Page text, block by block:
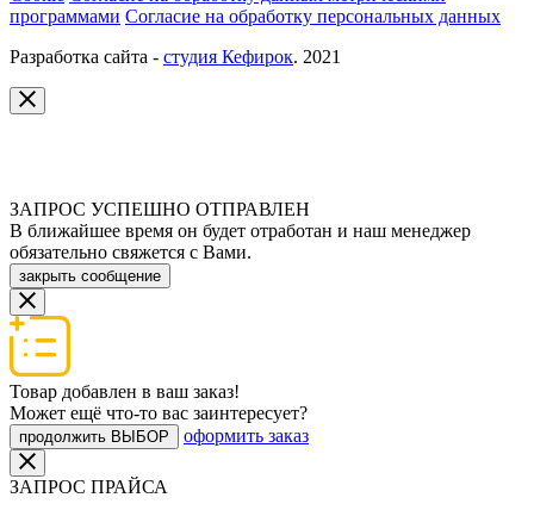
программами Согласие на обработку персональных данных
Разработка сайта - студия Кефирок. 2021
ЗАПРОС УСПЕШНО ОТПРАВЛЕН
В ближайшее время он будет отработан и наш менеджер
обязательно свяжется с Вами.
закрыть сообщение
Товар добавлен в ваш заказ!
Может ещё что-то вас заинтересует?
продолжить ВЫБОР оформить заказ
ЗАПРОС ПРАЙСА